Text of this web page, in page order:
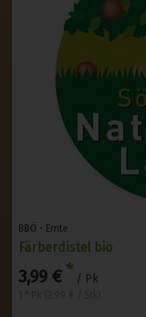
BBÖ - Ernte
Färberdistel bio
3,99 € * / Pk